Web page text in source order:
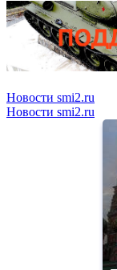
Новости smi2.ru
Новости smi2.ru